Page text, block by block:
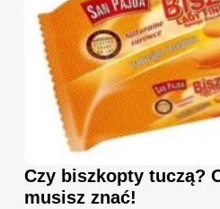
Czy biszkopty tuczą?
musisz znać!